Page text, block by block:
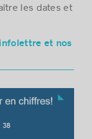
les dates et
et nos